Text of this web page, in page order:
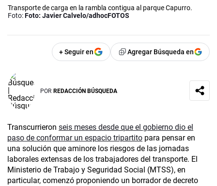
Transporte de carga en la rambla contigua al parque Capurro.
Foto:Foto: Javier Calvelo/adhocFOTOS
+ Seguir en Agregar Búsqueda en
POR REDACCIÓN BÚSQUEDA
Transcurrieron seis meses desde que el gobierno dio el
paso de conformar un espacio tripartito para pensar en
una solución que aminore los riesgos de las jornadas
laborales extensas de los trabajadores del transporte. El
Ministerio de Trabajo y Seguridad Social (MTSS), en
particular, comenzó proponiendo un borrador de decreto